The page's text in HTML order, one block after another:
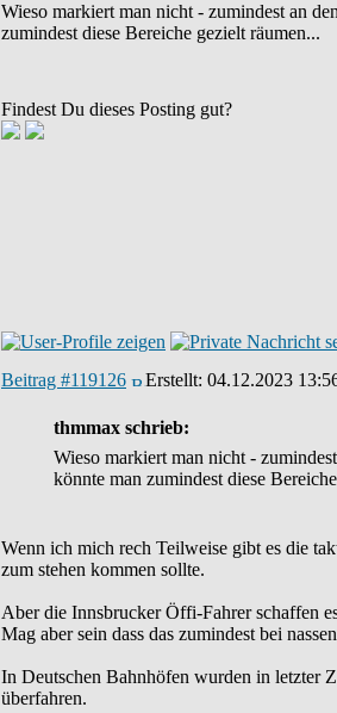
Wieso markiert man nicht - zumindest an
zumindest diese Bereiche gezielt räumen...
Findest Du dieses Posting gut?
Beitrag #119126 Erstellt: 04.12.2023
thmmax schrieb:
Wieso markiert man nicht -
könnte man zumindest diese
Wenn ich mich rech Teilweise gibt es die
zum stehen kommen sollte.
Aber die Innsbrucker Öffi-Fahrer schaffen
Mag aber sein dass das zumindest bei
In Deutschen Bahnhöfen wurden in letzter
überfahren.